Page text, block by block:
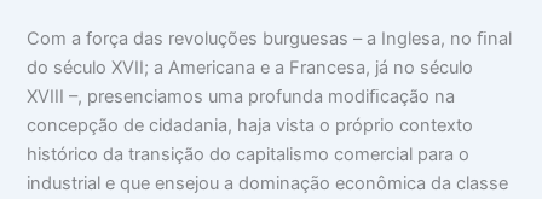
Com a força das revoluções burguesas – a Inglesa, no ﬁnal
do século XVII; a Americana e a Francesa, já no século
XVIII –, presenciamos uma profunda modiﬁcação na
concepção de cidadania, haja vista o próprio contexto
histórico da transição do capitalismo comercial para o
industrial e que ensejou a dominação econômica da classe